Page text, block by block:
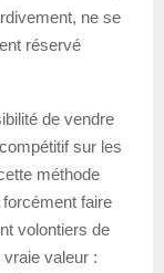
ne se
réservé
de vendre
sur les
méthode
faire
volontiers de
vraie valeur :